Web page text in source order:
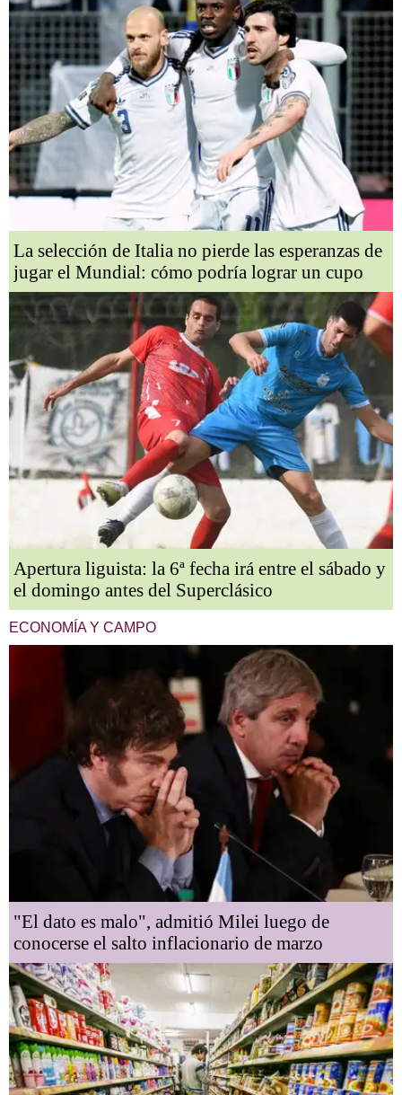
La selección de Italia no pierde las esperanzas de
jugar el Mundial: cómo podría lograr un cupo
Apertura liguista: la 6ª fecha irá entre el sábado y
el domingo antes del Superclásico
ECONOMÍA Y CAMPO
"El dato es malo", admitió Milei luego de
conocerse el salto inflacionario de marzo